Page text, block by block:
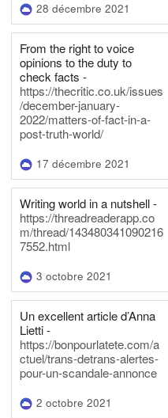
28 décembre 2021
From the right to voice
opinions to the duty to
check facts -
https://thecritic.co.uk/issues
/december-january-
2022/matters-of-fact-in-a-
post-truth-world/
17 décembre 2021
Writing world in a nutshell -
https://threadreaderapp.co
m/thread/143480341090216
7552.html
3 octobre 2021
Un excellent article d’Anna
Lietti -
https://bonpourlatete.com/a
ctuel/trans-detrans-alertes-
pour-un-scandale-annonce
2 octobre 2021